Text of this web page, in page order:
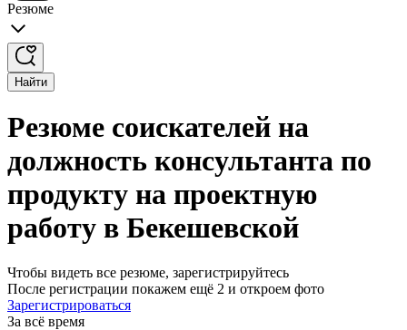
Резюме
Найти
Резюме соискателей на
должность консультанта по
продукту на проектную
работу в Бекешевской
Чтобы видеть все резюме, зарегистрируйтесь
После регистрации покажем ещё 2 и откроем фото
Зарегистрироваться
За всё время